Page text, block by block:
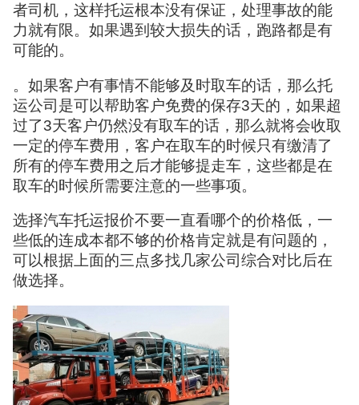
者司机，这样托运根本没有保证，处理事故的能
力就有限。如果遇到较大损失的话，跑路都是有
可能的。
。如果客户有事情不能够及时取车的话，那么托
运公司是可以帮助客户免费的保存3天的，如果超
过了3天客户仍然没有取车的话，那么就将会收取
一定的停车费用，客户在取车的时候只有缴清了
所有的停车费用之后才能够提走车，这些都是在
取车的时候所需要注意的一些事项。
选择汽车托运报价不要一直看哪个的价格低，一
些低的连成本都不够的价格肯定就是有问题的，
可以根据上面的三点多找几家公司综合对比后在
做选择。